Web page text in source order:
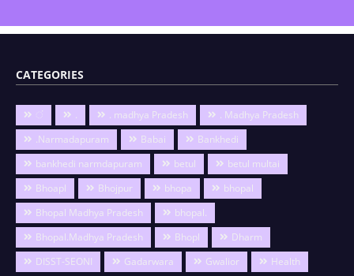
CATEGORIES
ं . . madhya Pradesh
. Madhya Pradesh
.Narmadapuram
Babai
Bankhedi
bankhedi narmdapuram
betul
betul multai
Bhoapl
Bhojpur bhopa
bhopal
Bhopal Madhya Pradesh
bhopal.
Bhopal.Madhya Pradesh
Bhopl
Dharm
DISST-SEONI
Gadarwara Gwalior Health